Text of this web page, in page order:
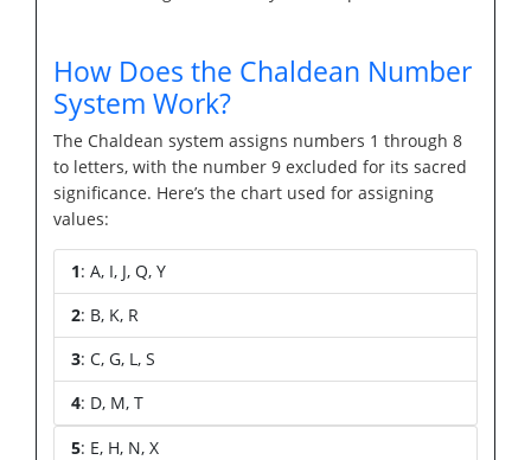
How Does the Chaldean Number
System Work?
The Chaldean system assigns numbers 1 through 8
to letters, with the number 9 excluded for its sacred
significance. Here’s the chart used for assigning
values:
1: A, I, J, Q, Y
2: B, K, R
3: C, G, L, S
4: D, M, T
5: E, H, N, X